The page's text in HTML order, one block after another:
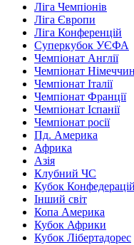
Ліга Чемпіонів
Ліга Європи
Ліга Конференцій
Суперкубок УЄФА
Чемпіонат Англії
Чемпіонат
Чемпіонат Італії
Чемпіонат Франції
Чемпіонат Іспанії
Чемпіонат росії
Пд. Америка
Африка
Азія
Клубний ЧС
Кубок Конфедерацій
Інший світ
Копа Америка
Кубок Африки
Кубок Лібертадорес